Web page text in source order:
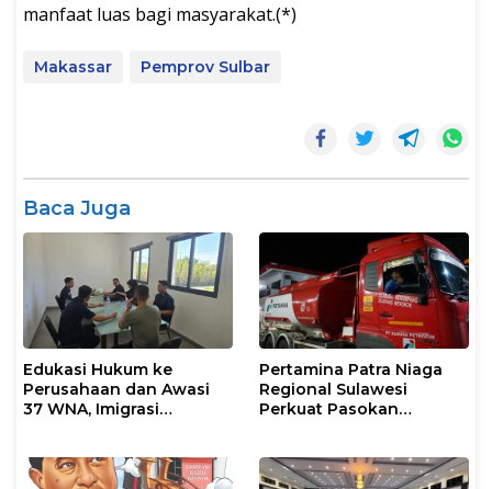
manfaat luas bagi masyarakat.(*)
Makassar Pemprov Sulbar
Baca Juga
Edukasi Hukum ke
Perusahaan dan Awasi
37 WNA, Imigrasi
Pangkep
Pertamina Patra Niaga
Regional Sulawesi
Perkuat Pasokan